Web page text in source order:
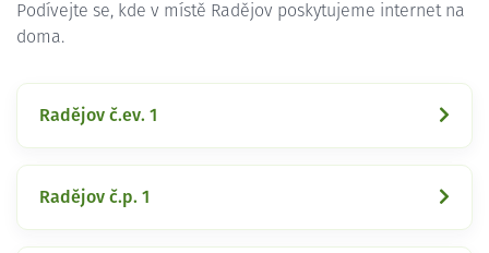
Podívejte se, kde v místě Radějov poskytujeme internet na
doma.
Radějov č.ev. 1
Radějov č.p. 1